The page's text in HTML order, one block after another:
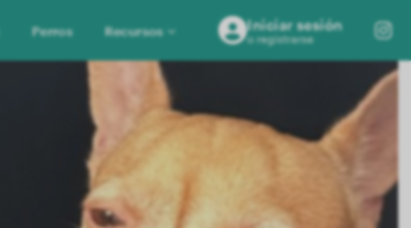
Perros Recursos Iniciar sesión
o registrarse